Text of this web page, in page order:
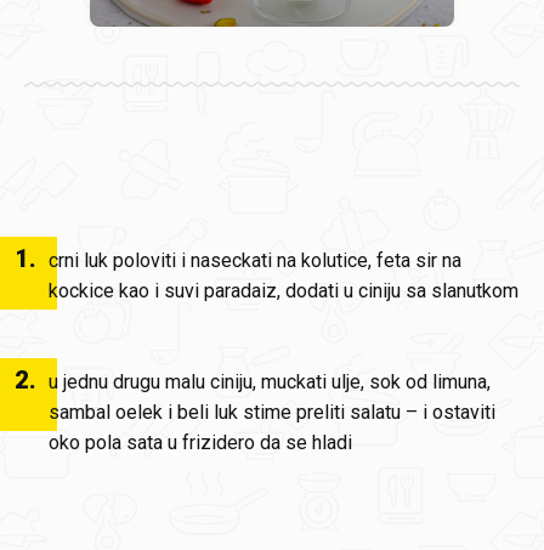
1. crni luk poloviti i naseckati na kolutice, feta sir na
kockice kao i suvi paradaiz, dodati u ciniju sa slanutkom
2. u jednu drugu malu ciniju, muckati ulje, sok od limuna,
sambal oelek i beli luk stime preliti salatu – i ostaviti
oko pola sata u frizidero da se hladi